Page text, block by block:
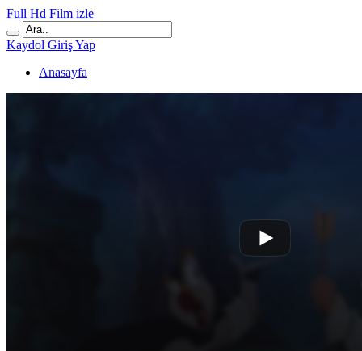
Full Hd Film izle
Kaydol Giriş Yap
Anasayfa